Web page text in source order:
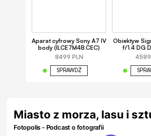
Aparat cyfrowy Sony A7 IV
body (ILCE7M4B.CEC)
8499 PLN
SPRAWDŹ
Obiektyw
f/1.4 DG
4589